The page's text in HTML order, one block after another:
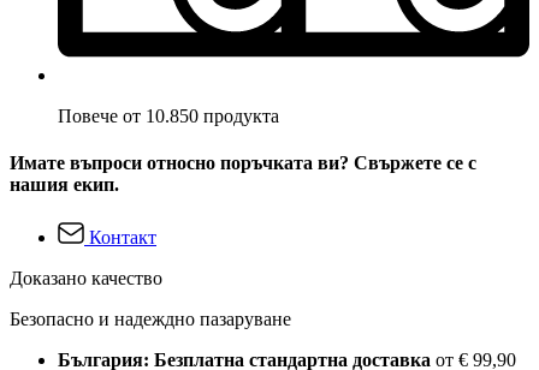
Повече от 10.850 продукта
Имате въпроси относно поръчката ви? Свържете се с
нашия екип.
Контакт
Доказано качество
Безопасно и надеждно пазаруване
България: Безплатна стандартна доставка от € 99,90